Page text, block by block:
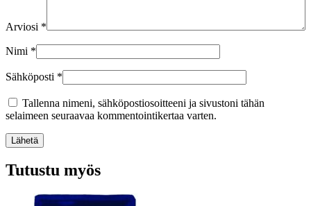
Arviosi *
Nimi *
Sähköposti *
Tallenna nimeni, sähköpostiosoitteeni ja sivustoni tähän
selaimeen seuraavaa kommentointikertaa varten.
Lähetä
Tutustu myös